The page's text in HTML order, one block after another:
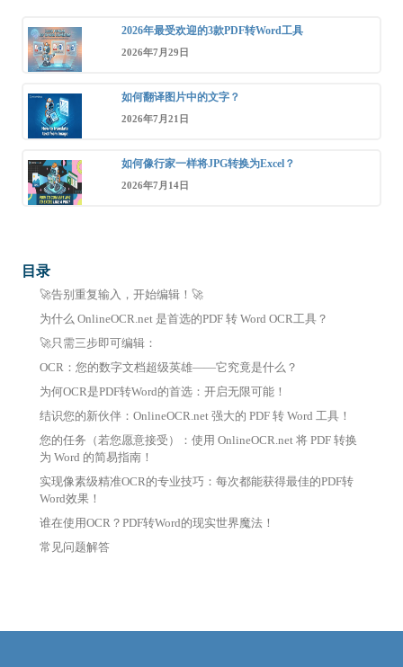
2026年最受欢迎的3款PDF转Word工具
2026年7月29日
如何翻译图片中的文字？
2026年7月21日
如何像行家一样将JPG转换为Excel？
2026年7月14日
目录
🚀告别重复输入，开始编辑！🚀
为什么 OnlineOCR.net 是首选的PDF 转 Word OCR工具？
🚀只需三步即可编辑：
OCR：您的数字文档超级英雄——它究竟是什么？
为何OCR是PDF转Word的首选：开启无限可能！
结识您的新伙伴：OnlineOCR.net 强大的 PDF 转 Word 工具！
您的任务（若您愿意接受）：使用 OnlineOCR.net 将 PDF 转换
为 Word 的简易指南！
实现像素级精准OCR的专业技巧：每次都能获得最佳的PDF转
Word效果！
谁在使用OCR？PDF转Word的现实世界魔法！
常见问题解答